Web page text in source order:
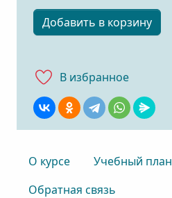
Добавить в корзину
В избранноe
О курсе Учебный план
Обратная связь